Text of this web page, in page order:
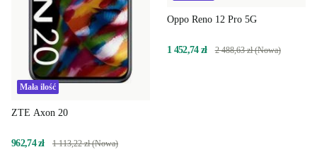
Mała ilość
ZTE Axon 20
962,74 zł 1 113,22 zł (Nowa)
Oppo Reno 12 Pro 5G
1 452,74 zł 2 488,63 zł (Nowa)